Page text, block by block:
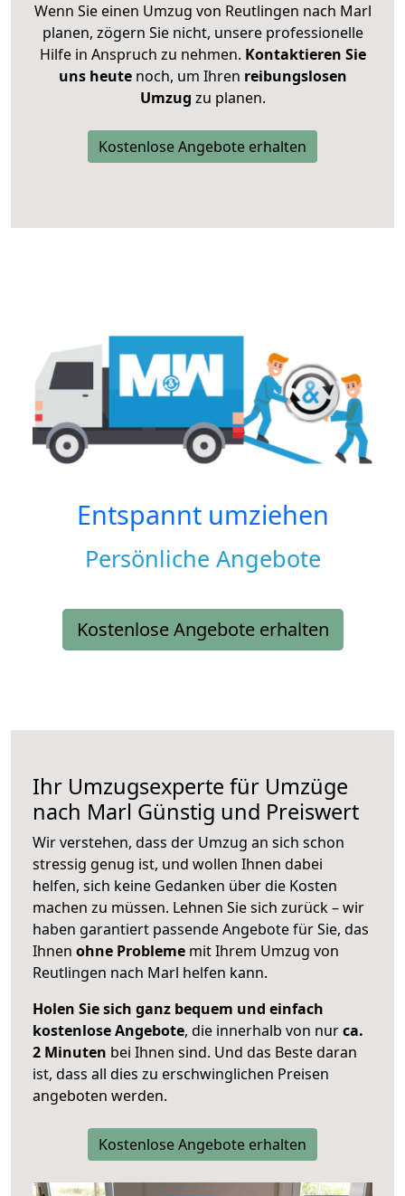
Wenn Sie einen Umzug von Reutlingen nach Marl
planen, zögern Sie nicht, unsere professionelle
Hilfe in Anspruch zu nehmen. Kontaktieren Sie
uns heutenoch, um Ihren reibungslosen
Umzug zu planen.
Kostenlose Angebote erhalten
Entspannt umziehen
Persönliche Angebote
Kostenlose Angebote erhalten
Ihr Umzugsexperte für Umzüge
nach Marl Günstig und Preiswert
Wir verstehen, dass der Umzug an sich schon
stressig genug ist, und wollen Ihnen dabei
helfen, sich keine Gedanken über die Kosten
machen zu müssen. Lehnen Sie sich zurück – wir
haben garantiert passende Angebote für Sie, das
Ihnen ohne Probleme mit Ihrem Umzug von
Reutlingen nach Marl helfen kann.
Holen Sie sich ganz bequem und einfach
kostenlose Angebote, die innerhalb von nurca.
2 Minuten bei Ihnen sind. Und das Beste daran
ist, dass all dies zu erschwinglichen Preisen
angeboten werden.
Kostenlose Angebote erhalten